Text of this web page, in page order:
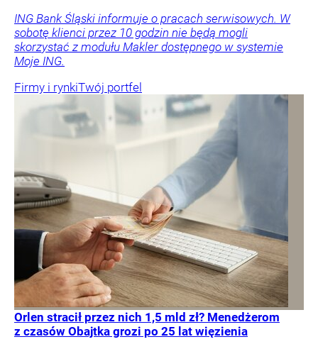
ING Bank Śląski informuje o pracach serwisowych. W
sobotę klienci przez 10 godzin nie będą mogli
skorzystać z modułu Makler dostępnego w systemie
Moje ING.
Firmy i rynkiTwój portfel
Orlen stracił przez nich 1,5 mld zł? Menedżerom
z czasów Obajtka grozi po 25 lat więzienia